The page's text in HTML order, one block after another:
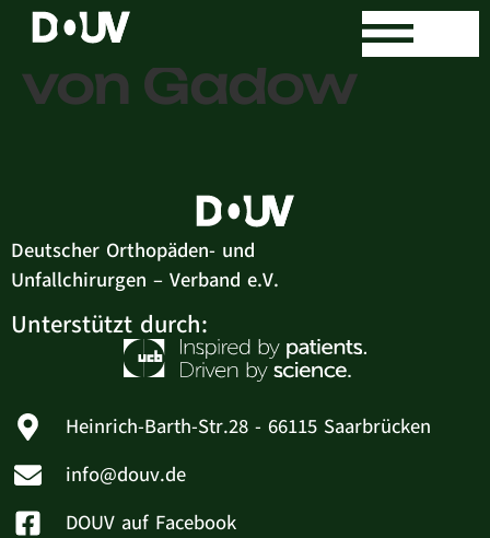
Dr. med. Kay
von Gadow
Deutscher Orthopäden- und
Unfallchirurgen – Verband e.V.
Unterstützt durch:
Heinrich-Barth-Str.28 - 66115 Saarbrücken
info@douv.de
DOUV auf Facebook